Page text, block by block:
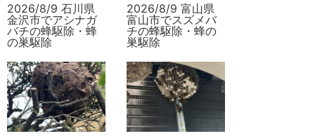
2026/8/9 石川県
金沢市でアシナガ
バチの蜂駆除・蜂
の巣駆除
2026/8/9 富山県
富山市でスズメバ
チの蜂駆除・蜂の
巣駆除